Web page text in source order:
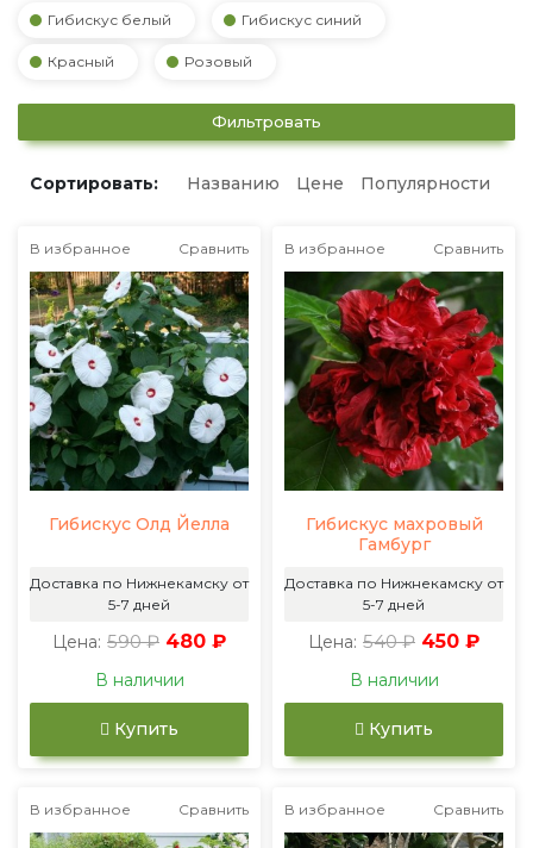
Гибискус белый Гибискус синий
Красный Розовый
Фильтровать
Сортировать: Названию Цене Популярности
В избранное Сравнить
Гибискус Олд Йелла
Доставка по Нижнекамску от
5-7 дней
Цена: 590 ₽ 480 ₽
В наличии
Купить
В избранное Сравнить
Гибискус махровый
Гамбург
Доставка по Нижнекамску от
5-7 дней
Цена: 540 ₽ 450 ₽
В наличии
Купить
В избранное Сравнить В избранное Сравнить